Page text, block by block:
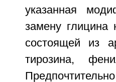
указанная
замену глицина
состоящей из
тирозина,